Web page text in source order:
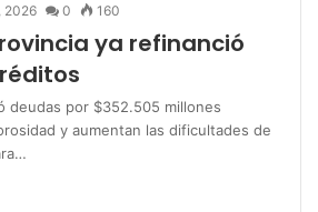
2026 0 160
ya refinanció
deudas por $352.505 millones
y aumentan las dificultades de